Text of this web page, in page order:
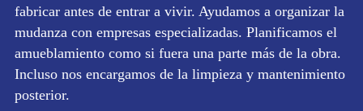
fabricar antes de entrar a vivir. Ayudamos a organizar la
mudanza con empresas especializadas. Planificamos el
amueblamiento como si fuera una parte más de la obra.
Incluso nos encargamos de la limpieza y mantenimiento
posterior.